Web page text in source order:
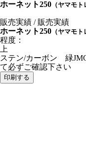
ホーネット250 （ヤマモ
販売実績 / 販売実績
ホーネット250 （ヤマモ
程度：
上
ステン/カーボン 緑
て必ずご確認下さい
印刷する